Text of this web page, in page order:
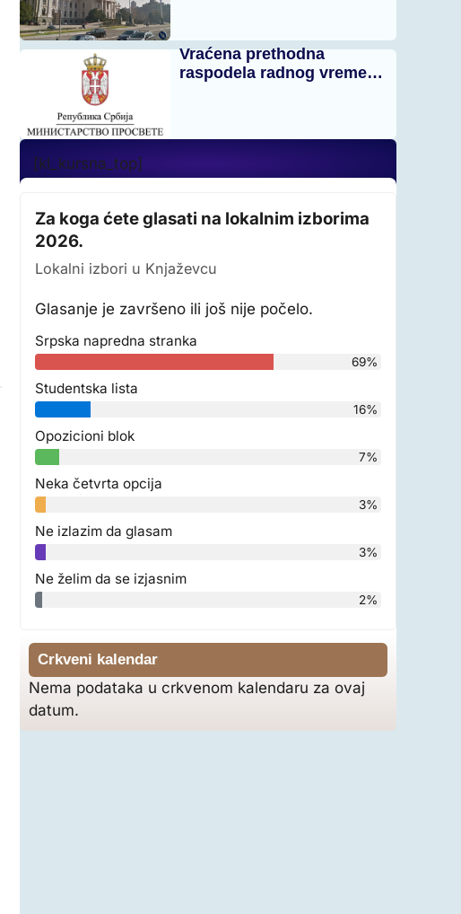
Vraćena prethodna
raspodela radnog vreme…
[kl_kursna_top]
Za koga ćete glasati na lokalnim izborima
2026.
Lokalni izbori u Knjaževcu
Glasanje je završeno ili još nije počelo.
Srpska napredna stranka
69%
Studentska lista
16%
Opozicioni blok
7%
Neka četvrta opcija
3%
Ne izlazim da glasam
3%
Ne želim da se izjasnim
2%
Crkveni kalendar
Nema podataka u crkvenom kalendaru za ovaj
datum.